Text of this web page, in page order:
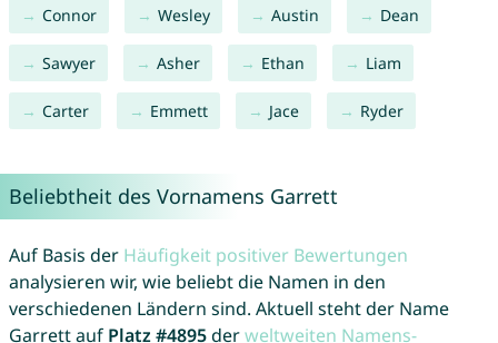
Connor Wesley Austin Dean
Sawyer Asher Ethan Liam
Carter Emmett Jace Ryder
Beliebtheit des Vornamens Garrett
Auf Basis der Häufigkeit positiver Bewertungen
analysieren wir, wie beliebt die Namen in den
verschiedenen Ländern sind. Aktuell steht der Name
Garrett auf Platz #4895derweltweiten Namens-